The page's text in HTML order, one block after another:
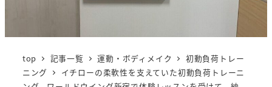
top 記事一覧 運動・ボディメイク
初動負荷トレー
ニング
イチローの柔軟性を支えていた初動負荷トレーニ